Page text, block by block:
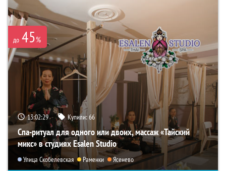
до 45%
13:02:28 Купили:66
Спа-ритуал для одного или двоих, массаж «Тайский
микс» в студиях Esalen Studio
Улица Скобелевская Раменки Ясенево